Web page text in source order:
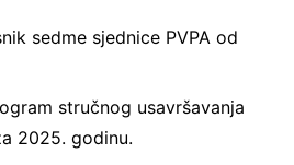
sedme sjednice PVPA od
stručnog usavršavanja
2025. godinu.